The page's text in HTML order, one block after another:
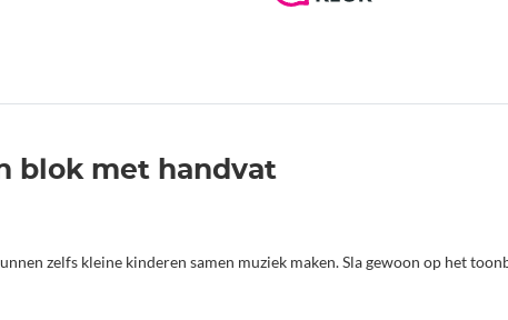
blok met handvat
zelfs kleine kinderen samen muziek maken. Sla gewoon op het